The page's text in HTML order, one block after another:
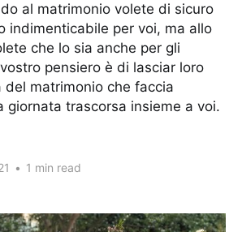
al matrimonio volete di sicuro
indimenticabile per voi, ma allo
che lo sia anche per gli
pensiero è di lasciar loro
del matrimonio che faccia
giornata trascorsa insieme a voi.
• 1 min read